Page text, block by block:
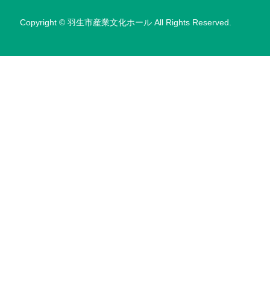
Copyright © 羽生市産業文化ホール All Rights Reserved.